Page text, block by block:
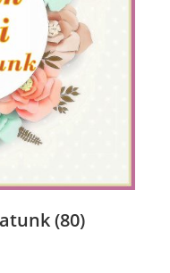
(80)